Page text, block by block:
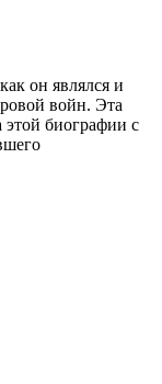
он являлся и
войн. Эта
этой биографии с